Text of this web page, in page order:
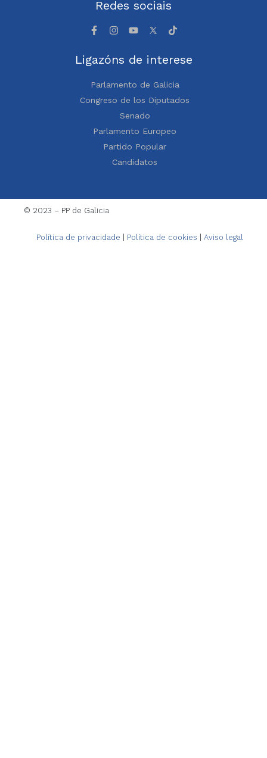
Redes sociais
Ligazóns de interese
Parlamento de Galicia
Congreso de los Diputados
Senado
Parlamento Europeo
Partido Popular
Candidatos
© 2023 – PP de Galicia
Política de privacidade Política de cookies Aviso legal